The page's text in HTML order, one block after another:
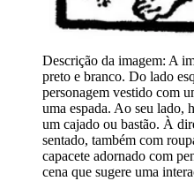
Descrição da imagem: A
preto e branco. Do lado
personagem vestido com
uma espada. Ao seu lado,
um cajado ou bastão. À
sentado, também com
capacete adornado com
cena que sugere uma